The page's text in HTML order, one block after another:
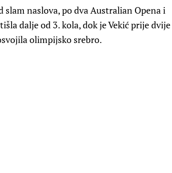
naslova, po dva Australian Opena i
dalje od 3. kola, dok je Vekić prije dvije
olimpijsko srebro.